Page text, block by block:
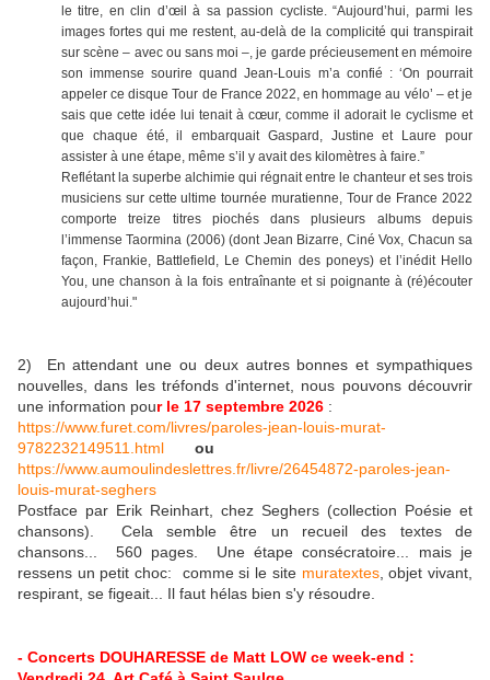
le titre, en clin d’œil à sa passion cycliste. “Aujourd’hui, parmi les
images fortes qui me restent, au-delà de la complicité qui transpirait
sur scène – avec ou sans moi –, je garde précieusement en mémoire
son immense sourire quand Jean-Louis m’a confié : ‘On pourrait
appeler ce disque Tour de France 2022, en hommage au vélo’ – et je
sais que cette idée lui tenait à cœur, comme il adorait le cyclisme et
que chaque été, il embarquait Gaspard, Justine et Laure pour
assister à une étape, même s’il y avait des kilomètres à faire.”
Reflétant la superbe alchimie qui régnait entre le chanteur et ses trois
musiciens sur cette ultime tournée muratienne, Tour de France 2022
comporte treize titres piochés dans plusieurs albums depuis
l’immense Taormina (2006) (dont Jean Bizarre, Ciné Vox, Chacun sa
façon, Frankie, Battlefield, Le Chemin des poneys) et l’inédit Hello
You, une chanson à la fois entraînante et si poignante à (ré)écouter
aujourd’hui."
2) En attendant une ou deux autres bonnes et sympathiques
nouvelles, dans les tréfonds d'internet, nous pouvons découvrir
une information pour le 17 septembre 2026 :
https://www.furet.com/livres/paroles-jean-louis-murat-
9782232149511.html
ou
https://www.aumoulindeslettres.fr/livre/26454872-paroles-jean-
louis-murat-seghers
Postface par Erik Reinhart, chez Seghers (collection Poésie et
chansons). Cela semble être un recueil des textes de
chansons... 560 pages. Une étape consécratoire... mais je
ressens un petit choc: comme si le site muratextes, objet vivant,
respirant, se figeait... Il faut hélas bien s'y résoudre.
- Concerts DOUHARESSE de Matt LOW ce week-end :